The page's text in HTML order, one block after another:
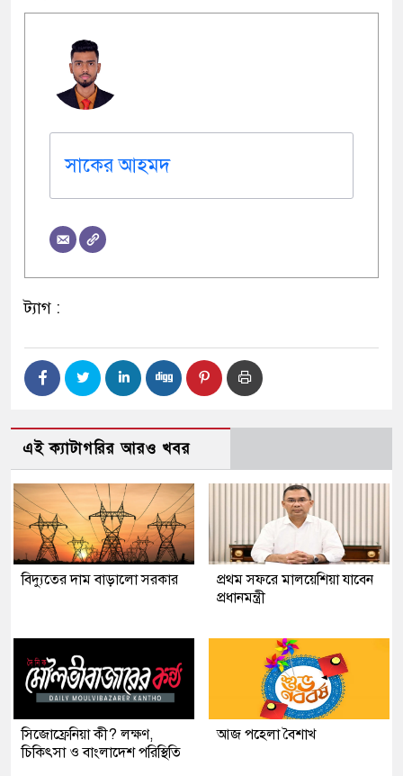
সাকের আহমদ
ট্যাগ :
এই ক্যাটাগরির আরও খবর
বিদ্যুতের দাম বাড়ালো সরকার
প্রথম সফরে মালয়েশিয়া যাবেন
প্রধানমন্ত্রী
সিজোফ্রেনিয়া কী? লক্ষণ,
চিকিৎসা ও বাংলাদেশ পরিস্থিতি
আজ পহেলা বৈশাখ